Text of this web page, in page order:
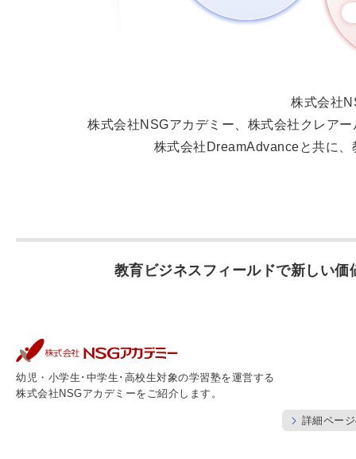
株式会社
株式会社NSGアカデミー、株式会社クレア
株式会社DreamAdvanceと共に
教育ビジネスフィールドで新しい
幼児・小学生･中学生･高校生対象の学習塾を運営する
株式会社NSGアカデミーをご紹介します。
詳細ペー